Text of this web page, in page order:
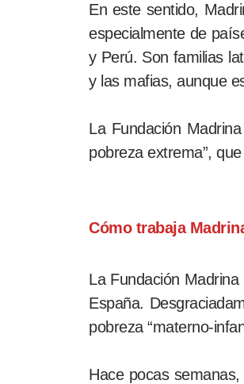
En este sentido,
especialmente de
y Perú. Son familias
y las mafias, aunque
La Fundación
pobreza extrema”,
Cómo trabaja
La Fundación
España.
pobreza “materno-
Hace pocas